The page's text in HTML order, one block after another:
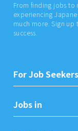
From finding jobs to
experiencing
much more. Sign
success.
For Job Seekers
Jobs in